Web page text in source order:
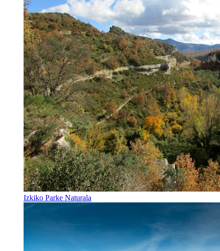
Izkiko Parke Naturala